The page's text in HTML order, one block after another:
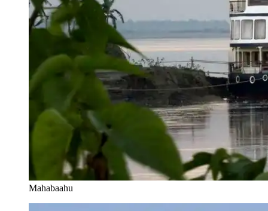
Mahabaahu